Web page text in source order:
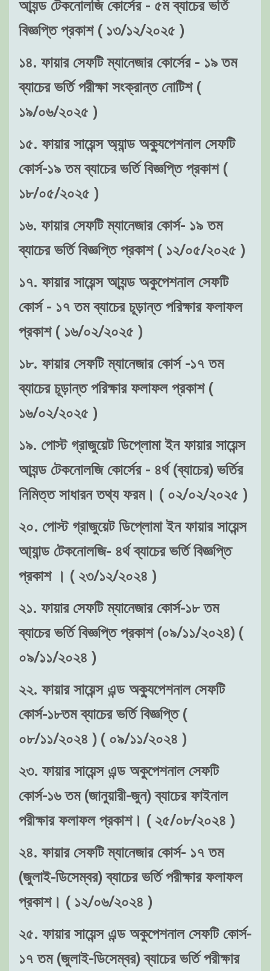
আ্যন্ড টেকনোলজি কোর্সের - ৫ম ব্যাচের ভর্তি
বিজ্ঞপ্তি প্রকাশ ( ১৩/১২/২০২৫ )
১৪. ফায়ার সেফটি ম্যানেজার কোর্সের - ১৯ তম
ব্যাচের ভর্তি পরীক্ষা সংক্রান্ত নোটিশ (
১৯/০৬/২০২৫ )
১৫. ফায়ার সায়েন্স অ্যান্ড অক্যুপেশনাল সেফটি
কোর্স-১৯ তম ব্যাচের ভর্তি বিজ্ঞপ্তি প্রকাশ (
১৮/০৫/২০২৫ )
১৬. ফায়ার সেফটি ম্যানেজার কোর্স- ১৯ তম
ব্যাচের ভর্তি বিজ্ঞপ্তি প্রকাশ ( ১২/০৫/২০২৫ )
১৭. ফায়ার সায়েন্স আ্যন্ড অকুপেশনাল সেফটি
কোর্স - ১৭ তম ব্যাচের চূড়ান্ত পরিক্ষার ফলাফল
প্রকাশ ( ১৬/০২/২০২৫ )
১৮. ফায়ার সেফটি ম্যানেজার কোর্স -১৭ তম
ব্যাচের চূড়ান্ত পরিক্ষার ফলাফল প্রকাশ (
১৬/০২/২০২৫ )
১৯. পোস্ট গ্রাজুয়েট ডিপ্লোমা ইন ফায়ার সায়েন্স
আ্যন্ড টেকনোলজি কোর্সের - ৪র্থ (ব্যাচের) ভর্তির
নিমিত্ত সাধারন তথ্য ফরম। ( ০২/০২/২০২৫ )
২০. পোস্ট গ্রাজুয়েট ডিপ্লোমা ইন ফায়ার সায়েন্স
আ্যান্ড টেকনোলজি- ৪র্থ ব্যাচের ভর্তি বিজ্ঞপ্তি
প্রকাশ । ( ২৩/১২/২০২৪ )
২১. ফায়ার সেফটি ম্যানেজার কোর্স-১৮ তম
ব্যাচের ভর্তি বিজ্ঞপ্তি প্রকাশ (০৯/১১/২০২৪) (
০৯/১১/২০২৪ )
২২. ফায়ার সায়েন্স এন্ড অক্যুপেশনাল সেফটি
কোর্স-১৮তম ব্যাচের ভর্তি বিজ্ঞপ্তি (
০৮/১১/২০২৪ ) ( ০৯/১১/২০২৪ )
২৩. ফায়ার সায়েন্স এন্ড অকুপেশনাল সেফটি
কোর্স-১৬ তম (জানুয়ারী-জুন) ব্যাচের ফাইনাল
পরীক্ষার ফলাফল প্রকাশ। ( ২৫/০৮/২০২৪ )
২৪. ফায়ার সেফটি ম্যানেজার কোর্স- ১৭ তম
(জুলাই-ডিসেম্বর) ব্যাচের ভর্তি পরীক্ষার ফলাফল
প্রকাশ। ( ১২/০৬/২০২৪ )
২৫. ফায়ার সায়েন্স এন্ড অকুপেশনাল সেফটি কোর্স-
১৭ তম (জুলাই-ডিসেম্বর) ব্যাচের ভর্তি পরীক্ষার